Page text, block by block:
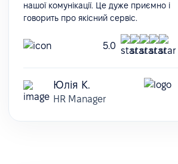
нашої комунікації. Це дуже приємно і
говорить про якісний сервіс.
5.0
Юлія К.
HR Manager